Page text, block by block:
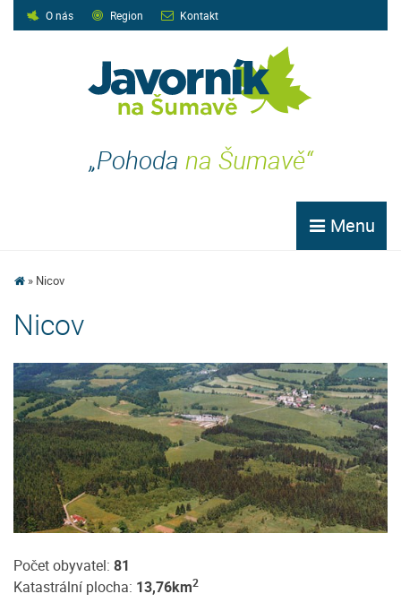
O nás Region Kontakt
„Pohoda na Šumavě“
Menu
Nicov
Nicov
Počet obyvatel: 81
Katastrální plocha: 13,76km2